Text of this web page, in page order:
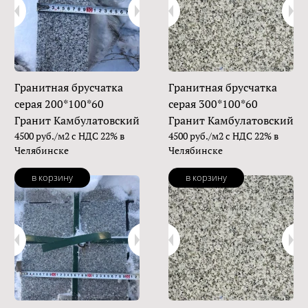
Гранитная брусчатка
серая 200*100*60
Гранит Камбулатовский
4500 руб./м2 с НДС 22% в
Челябинске
в корзину
Гранитная брусчатка
серая 300*100*60
Гранит Камбулатовский
4500 руб./м2 с НДС 22% в
Челябинске
в корзину